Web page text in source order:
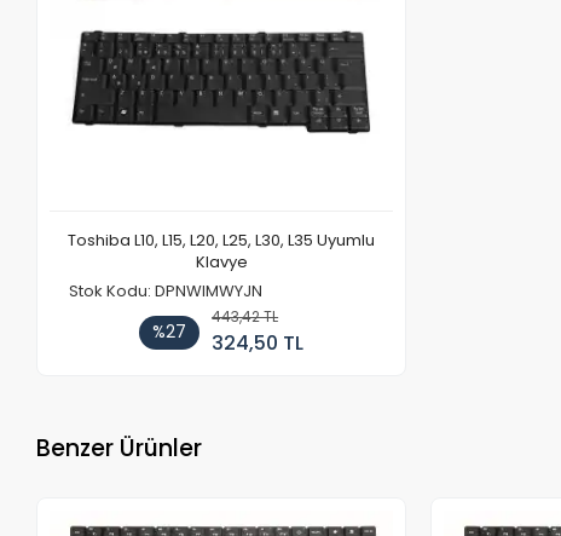
Toshiba L10, L15, L20, L25, L30, L35 Uyumlu
Klavye
Stok Kodu: DPNWIMWYJN
%27
443,42 TL
324,50 TL
Benzer Ürünler